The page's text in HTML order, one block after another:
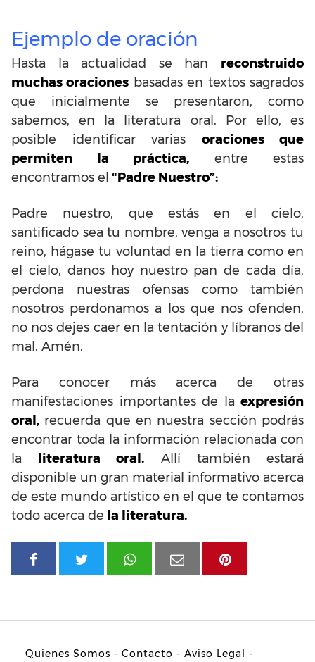
Ejemplo de oración
Hasta la actualidad se han reconstruido
muchas oraciones basadas en textos sagrados
que inicialmente se presentaron, como
sabemos, en la literatura oral. Por ello, es
posible identificar varias oraciones que
permiten la práctica, entre estas
encontramos el “Padre Nuestro”:
Padre nuestro, que estás en el cielo,
santificado sea tu nombre, venga a nosotros tu
reino, hágase tu voluntad en la tierra como en
el cielo, danos hoy nuestro pan de cada día,
perdona nuestras ofensas como también
nosotros perdonamos a los que nos ofenden,
no nos dejes caer en la tentación y líbranos del
mal. Amén.
Para conocer más acerca de otras
manifestaciones importantes de la expresión
oral, recuerda que en nuestra sección podrás
encontrar toda la información relacionada con
la
literatura oral. Allí también estará
disponible un gran material informativo acerca
de este mundo artístico en el que te contamos
todo acerca de la literatura.
Quienes Somos - Contacto - Aviso Legal -